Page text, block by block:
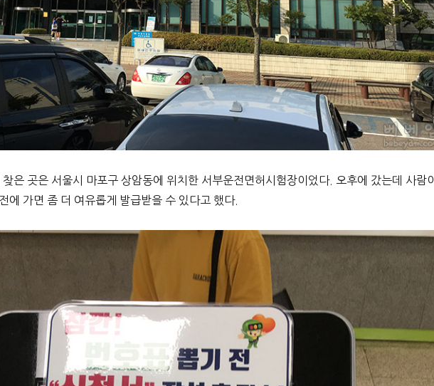
은 곳은 서울시 마포구 상암동에 위치한 서부운전면허시험장이었다. 오후에 갔는데 사람이
에 가면 좀 더 여유롭게 발급받을 수 있다고 했다.